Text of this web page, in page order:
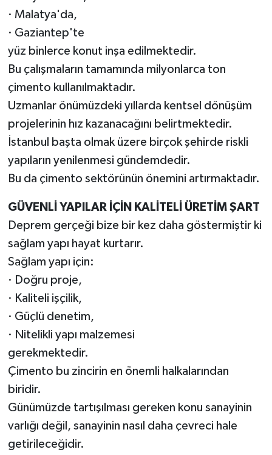
· Malatya'da,
· Gaziantep'te
yüz binlerce konut inşa edilmektedir.
Bu çalışmaların tamamında milyonlarca ton
çimento kullanılmaktadır.
Uzmanlar önümüzdeki yıllarda kentsel dönüşüm
projelerinin hız kazanacağını belirtmektedir.
İstanbul başta olmak üzere birçok şehirde riskli
yapıların yenilenmesi gündemdedir.
Bu da çimento sektörünün önemini artırmaktadır.
GÜVENLİ YAPILAR İÇİN KALİTELİ ÜRETİM ŞART
Deprem gerçeği bize bir kez daha göstermiştir ki
sağlam yapı hayat kurtarır.
Sağlam yapı için:
· Doğru proje,
· Kaliteli işçilik,
· Güçlü denetim,
· Nitelikli yapı malzemesi
gerekmektedir.
Çimento bu zincirin en önemli halkalarından
biridir.
Günümüzde tartışılması gereken konu sanayinin
varlığı değil, sanayinin nasıl daha çevreci hale
getirileceğidir.